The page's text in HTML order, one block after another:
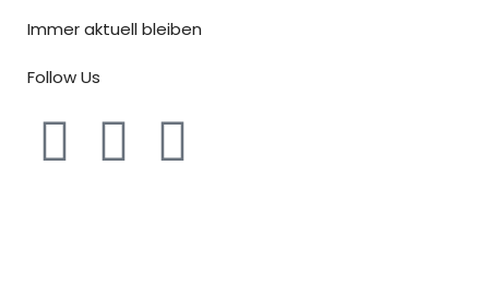
Immer aktuell bleiben
Follow Us